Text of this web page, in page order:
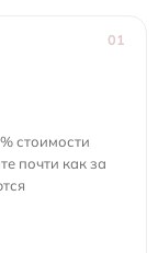
01
стоимости
почти как за